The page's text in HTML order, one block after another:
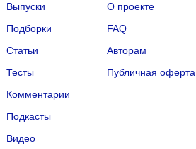
Выпуски
Подборки
Статьи
Тесты
Комментарии
Подкасты
Видео
О проекте
FAQ
Авторам
Публичная оферта